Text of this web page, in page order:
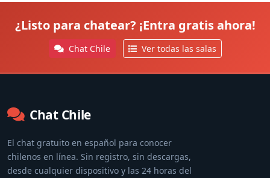
¿Listo para chatear? ¡Entra gratis ahora!
Chat Chile Ver todas las salas
Chat Chile
El chat gratuito en español para conocer
chilenos en línea. Sin registro, sin descargas,
desde cualquier dispositivo y las 24 horas del